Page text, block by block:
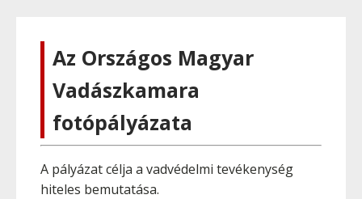
Az Országos Magyar
Vadászkamara
fotópályázata
A pályázat célja a vadvédelmi tevékenység
hiteles bemutatása.